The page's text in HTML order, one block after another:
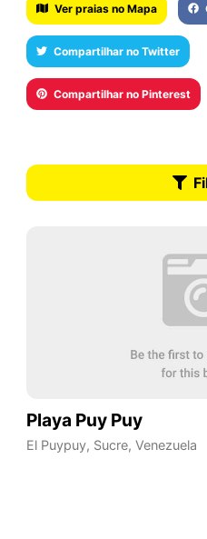
Ver praias no Mapa
Compartilhar no Twitter
Compartilhar no Pinterest
Playa Puy Puy
El Puypuy, Sucre, Venezuela